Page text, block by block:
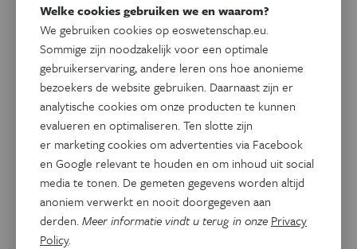
Psyche & Brein
Kunnen geweld en trauma de
menopauze vervroegen?
Vrouwen die slachtoffer werden van geweld komen
mogelijk vroeger in de menopauze en ervaren vaker
ernstige overgangsklachten.
Welke cookies gebruiken we en waarom?
We gebruiken cookies op eoswetenschap.eu.
Sommige zijn noodzakelijk voor een optimale
gebruikerservaring, andere leren ons hoe anonieme
bezoekers de website gebruiken. Daarnaast zijn er
analytische cookies om onze producten te kunnen
evalueren en optimaliseren. Ten slotte zijn
er marketing cookies om advertenties via Facebook
en Google relevant te houden en om inhoud uit social
media te tonen. De gemeten gegevens worden altijd
anoniem verwerkt en nooit doorgegeven aan
derden.Meer informatie vindt u terug in onze Privacy
Policy.